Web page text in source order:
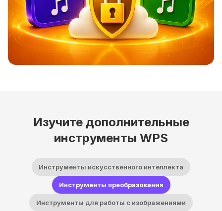
Изучите дополнительные
инструменты WPS
Инструменты искусственного интеллекта
Инструменты преобразования
Инструменты для работы с изображениями